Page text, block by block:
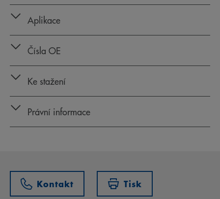
Aplikace
Čísla OE
Ke stažení
Právní informace
Kontakt Tisk